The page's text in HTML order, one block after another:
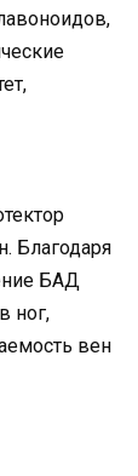
Благодаря
БАД
ног,
вен